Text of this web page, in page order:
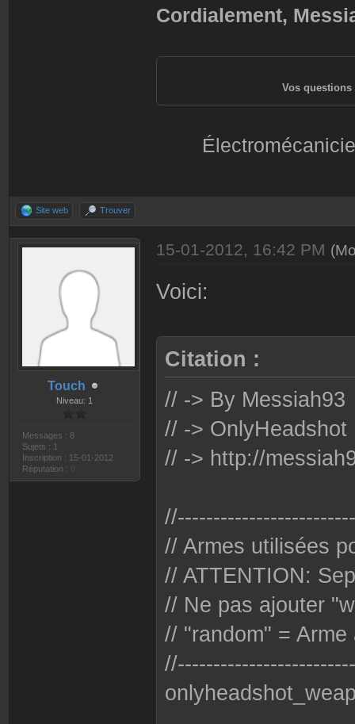
Cordialement,
Vos questions
Site web Trouver
Touch
Niveau: 1
Messages : 8
Sujets : 1
Inscription : 15-01-2012
Réputation :
15-01-2012, 16:42 PM
Voici:
Citation :
// -> By Messiah93
// -> OnlyHeadshot
// -> http://
// Armes utilisées
// ATTENTION:
// Ne pas ajouter
// "random" =